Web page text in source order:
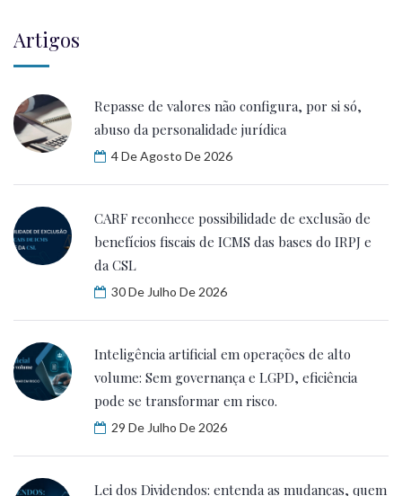
Artigos
Repasse de valores não configura, por si só,
abuso da personalidade jurídica
4 De Agosto De 2026
CARF reconhece possibilidade de exclusão de
benefícios fiscais de ICMS das bases do IRPJ e
da CSL
30 De Julho De 2026
Inteligência artificial em operações de alto
volume: Sem governança e LGPD, eficiência
pode se transformar em risco.
29 De Julho De 2026
Lei dos Dividendos: entenda as mudanças, quem